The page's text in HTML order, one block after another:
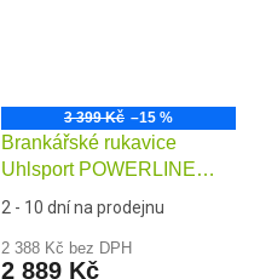
3 399 Kč –15 %
Brankářské rukavice
Uhlsport POWERLINE
Supergrip+ Flex HN
2 - 10 dní na prodejnu
2 388 Kč bez DPH
2 889 Kč